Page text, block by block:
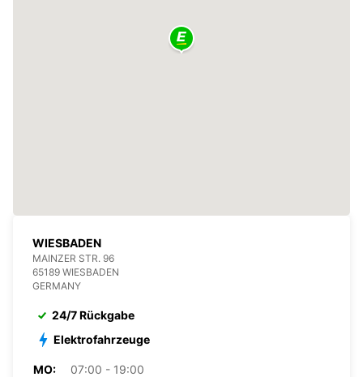
WIESBADEN
MAINZER STR. 96
65189 WIESBADEN
GERMANY
24/7 Rückgabe
Elektrofahrzeuge
MO:
07:00 - 19:00